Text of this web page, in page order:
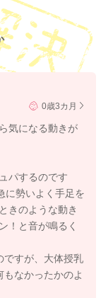
0歳3カ月
気になる動きが
パするのです
に勢いよく手足を
きのような動き
！と音が鳴るく
ですが、大体授乳
なかったかのよ